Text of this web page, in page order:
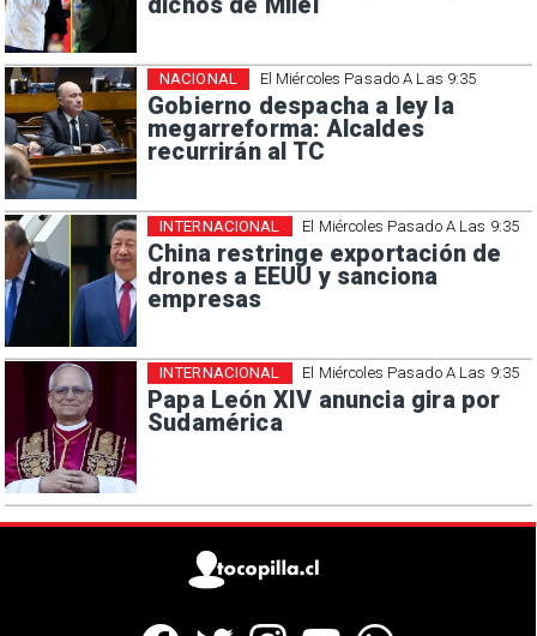
El Miércoles Pasado A Las 9:35
Gobierno despacha a ley la
megarreforma: Alcaldes
recurrirán al TC
NACIONAL
El Miércoles Pasado A Las 9:35
China restringe exportación de
drones a EEUU y sanciona
empresas
INTERNACIONAL
El Miércoles Pasado A Las 9:35
Papa León XIV anuncia gira por
Sudamérica
INTERNACIONAL